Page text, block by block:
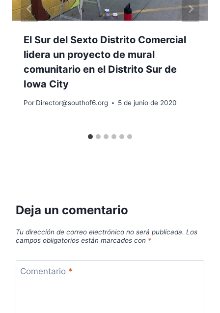
El Sur del Sexto Distrito Comercial
lidera un proyecto de mural
comunitario en el Distrito Sur de
Iowa City
Por Director@southof6.org 5 de junio de 2020
Deja un comentario
Tu dirección de correo electrónico no será publicada. Los
campos obligatorios están marcados con *
Comentario *